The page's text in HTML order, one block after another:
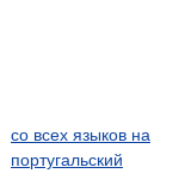
со всех языков на
португальский